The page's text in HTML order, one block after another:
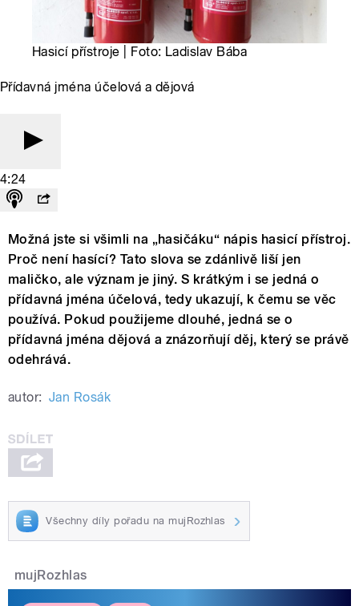
Hasicí přístroje | Foto: Ladislav Bába
Přídavná jména účelová a dějová
4:24
Možná jste si všimli na „hasičáku“ nápis hasicí přístroj.
Proč není hasící? Tato slova se zdánlivě liší jen
maličko, ale význam je jiný. S krátkým i se jedná o
přídavná jména účelová, tedy ukazují, k čemu se věc
používá. Pokud použijeme dlouhé, jedná se o
přídavná jména dějová a znázorňují děj, který se právě
odehrává.
autor: Jan Rosák
Všechny díly pořadu na mujRozhlas
mujRozhlas